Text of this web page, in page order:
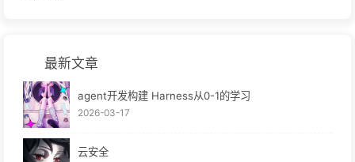
最新文章
agent开发构建 Harness从0-1的学习
2026-03-17
云安全